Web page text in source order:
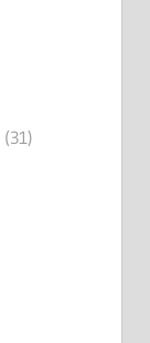
(31)